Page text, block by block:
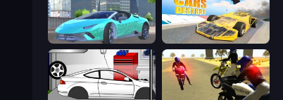
Real City Driver Madness Cars Destroy